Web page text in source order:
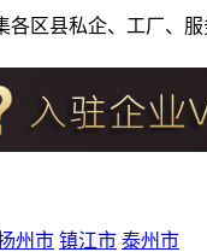
区县私企、工厂
州市 镇江市 泰州市